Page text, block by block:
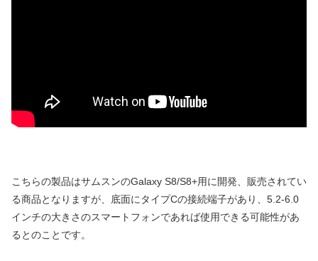
こちらの製品はサムスンのGalaxy S8/S8+用に開発、販売されてい
る商品となりますが、底面にタイプCの接続端子があり、5.2-6.0
インチの大きさのスマートフォンであれば使用できる可能性があ
るとのことです。